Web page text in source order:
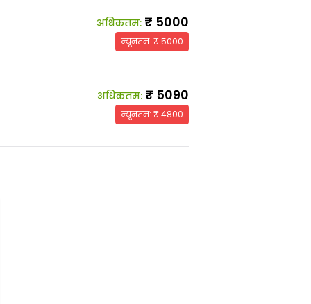
अधिकतम: ₹ 5000
न्यूनतम: ₹5000
अधिकतम: ₹ 5090
न्यूनतम: ₹4800